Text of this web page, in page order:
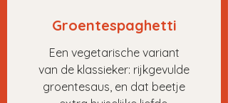
Groentespaghetti
Een vegetarische variant
van de klassieker: rijkgevulde
groentesaus, en dat beetje